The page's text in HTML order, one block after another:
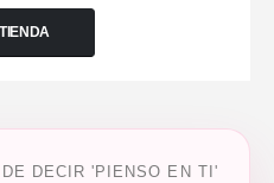
DECIR 'PIENSO EN TI'